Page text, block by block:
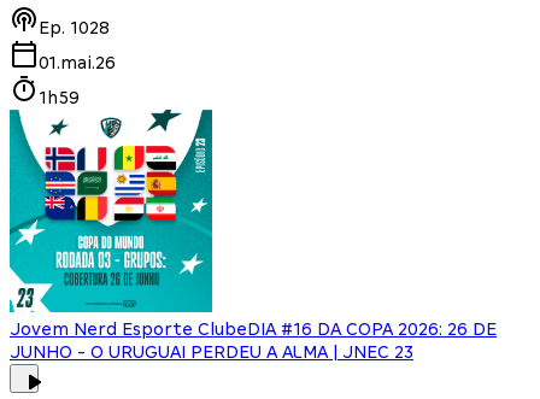
Ep. 1028
01.mai.26
1h59
Jovem Nerd Esporte ClubeDIA #16 DA COPA 2026: 26 DE
JUNHO - O URUGUAI PERDEU A ALMA | JNEC 23